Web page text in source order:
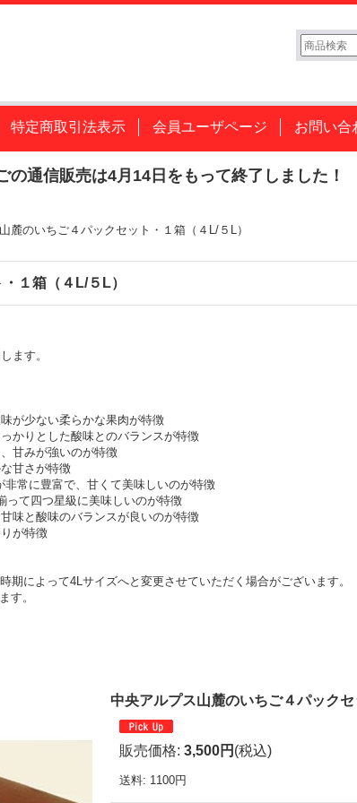
特定商取引法表示 会員ユーザページ お問い合
通信販売は4月14日をもって終了しました！
麓のいちご４パックセット・１箱（４L/５L）
１箱（４L/５L）
ます。
が少ない柔らかな果肉が特徴
かりとした酸味とのバランスが特徴
甘みが強いのが特徴
甘さが特徴
常に豊富で、甘くて美味しいのが特徴
て四つ星級に美味しいのが特徴
味と酸味のバランスが良いのが特徴
が特徴
期によって4Lサイズへと変更させていただく場合がございます。
す。
中央アルプス山麓のいちご４パックセ
販売価格: 3,500円 (税込)
送料: 1100円